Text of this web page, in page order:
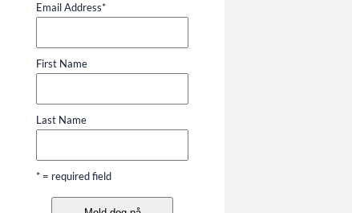
Email Address*
First Name
Last Name
* = required field